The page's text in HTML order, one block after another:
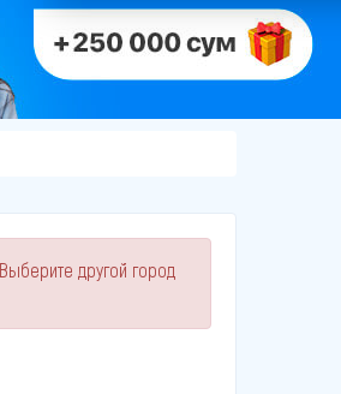
другой город